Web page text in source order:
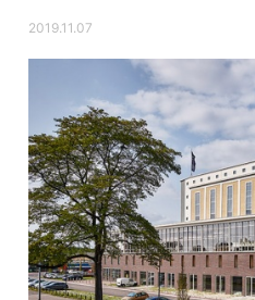
2019.11.07